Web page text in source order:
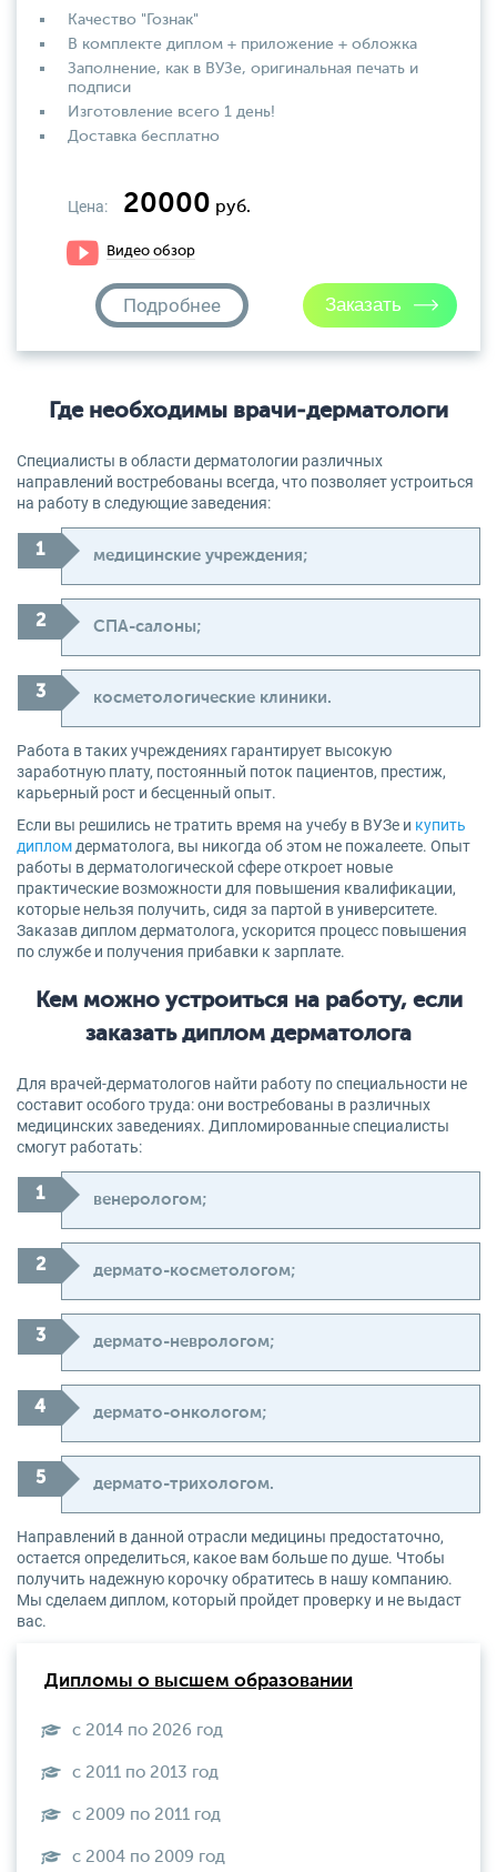
Качество "Гознак"
В комплекте диплом + приложение + обложка
Заполнение, как в ВУЗе, оригинальная печать и
подписи
Изготовление всего 1 день!
Доставка бесплатно
Цена: 20000 руб.
Видео обзор
Подробнее
Где необходимы врачи-дерматологи
Специалисты в области дерматологии различных
направлений востребованы всегда, что позволяет устроиться
на работу в следующие заведения:
медицинские учреждения;
СПА-салоны;
косметологические клиники.
Работа в таких учреждениях гарантирует высокую
заработную плату, постоянный поток пациентов, престиж,
карьерный рост и бесценный опыт.
Если вы решились не тратить время на учебу в ВУЗе и купить
диплом дерматолога, вы никогда об этом не пожалеете. Опыт
работы в дерматологической сфере откроет новые
практические возможности для повышения квалификации,
которые нельзя получить, сидя за партой в университете.
Заказав диплом дерматолога, ускорится процесс повышения
по службе и получения прибавки к зарплате.
Кем можно устроиться на работу, если
заказать диплом дерматолога
Для врачей-дерматологов найти работу по специальности не
составит особого труда: они востребованы в различных
медицинских заведениях. Дипломированные специалисты
смогут работать:
венерологом;
дермато-косметологом;
дермато-неврологом;
дермато-онкологом;
дермато-трихологом.
Направлений в данной отрасли медицины предостаточно,
остается определиться, какое вам больше по душе. Чтобы
получить надежную корочку обратитесь в нашу компанию.
Мы сделаем диплом, который пройдет проверку и не выдаст
вас.
Дипломы о высшем образовании
с 2014 по 2026 год
с 2011 по 2013 год
с 2009 по 2011 год
с 2004 по 2009 год